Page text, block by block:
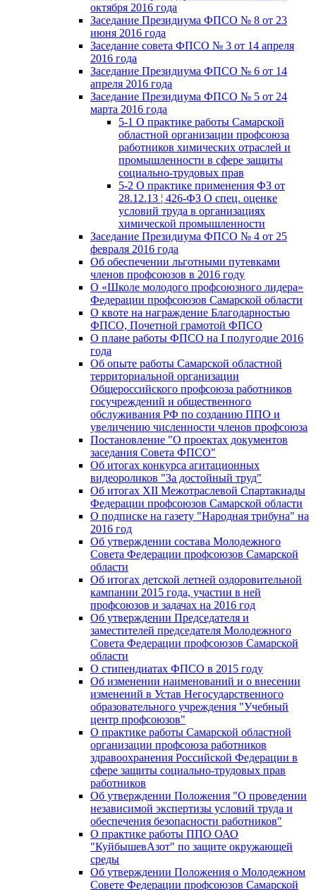
октября 2016 года
Заседание Президиума ФПСО № 8 от 23
июня 2016 года
Заседание совета ФПСО № 3 от 14 апреля
2016 года
Заседание Президиума ФПСО № 6 от 14
апреля 2016 года
Заседание Президиума ФПСО № 5 от 24
марта 2016 года
5-1 О практике работы Самарской
областной организации профсоюза
работников химических отраслей и
промышленности в сфере защиты
социально-трудовых прав
5-2 О практике применения ФЗ от
28.12.13 ¦ 426-ФЗ О спец. оценке
условий труда в организациях
химической промышленности
Заседание Президиума ФПСО № 4 от 25
февраля 2016 года
Об обеспечении льготными путевками
членов профсоюзов в 2016 году
О «Школе молодого профсоюзного лидера»
Федерации профсоюзов Самарской области
О квоте на награждение Благодарностью
ФПСО, Почетной грамотой ФПСО
О плане работы ФПСО на I полугодие 2016
года
Об опыте работы Самарской областной
территориальной организации
Общероссийского профсоюза работников
госучреждений и общественного
обслуживания РФ по созданию ППО и
увеличению численности членов профсоюза
Постановление "О проектах документов
заседания Совета ФПСО"
Об итогах конкурса агитационных
видеороликов "За достойный труд"
Об итогах XII Межотраслевой Спартакиады
Федерации профсоюзов Самарской области
О подписке на газету "Народная трибуна" на
2016 год
Об утверждении состава Молодежного
Совета Федерации профсоюзов Самарской
области
Об итогах детской летней оздоровительной
кампании 2015 года, участии в ней
профсоюзов и задачах на 2016 год
Об утверждении Председателя и
заместителей председателя Молодежного
Совета Федерации профсоюзов Самарской
области
О стипендиатах ФПСО в 2015 году
Об изменении наименований и о внесении
изменений в Устав Негосударственного
образовательного учреждения "Учебный
центр профсоюзов"
О практике работы Самарской областной
организации профсоюза работников
здравоохранения Российской Федерации в
сфере защиты социально-трудовых прав
работников
Об утверждении Положения "О проведении
независимой экспертизы условий труда и
обеспечения безопасности работников"
О практике работы ППО ОАО
"КуйбышевАзот" по защите окружающей
среды
Об утверждении Положения о Молодежном
Совете Федерации профсоюзов Самарской